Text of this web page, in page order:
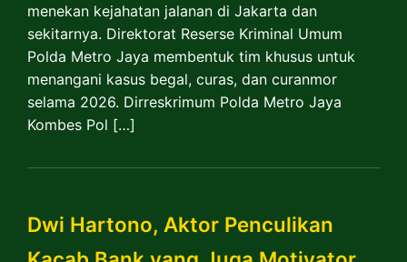
menekan kejahatan jalanan di Jakarta dan
sekitarnya. Direktorat Reserse Kriminal Umum
Polda Metro Jaya membentuk tim khusus untuk
menangani kasus begal, curas, dan curanmor
selama 2026. Dirreskrimum Polda Metro Jaya
Kombes Pol […]
Dwi Hartono, Aktor Penculikan